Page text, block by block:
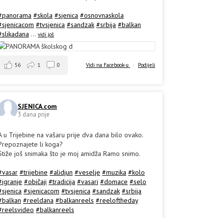
#skola #sjenica #osnovnaskola
#tvsjenica #sandzak #srbija #balkan
... vidi još
Vidi na Facebook-u · Podijeli
56 1 0
SJENICA.com
3 dana prije
u Trijebine na vašaru prije dva dana bilo ovako.
li koga?
još snimaka što je moj amidža Ramo snimo.
#trijebine #alidjun #veselje #muzika #kolo
#običaji #tradicija #vasari #domace #selo
#sjenicacom #tvsjenica #sandzak #srbija
#reeldana #balkanreels #reeloftheday
#balkanreels